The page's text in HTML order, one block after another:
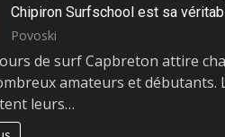
Chipiron Surfschool est sa
Povoski
de surf Capbreton attire
amateurs et débutants.
leurs…